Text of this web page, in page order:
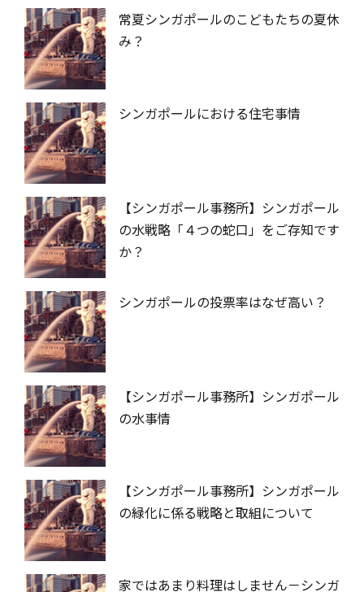
常夏シンガポールのこどもたちの夏休
み？
シンガポールにおける住宅事情
【シンガポール事務所】シンガポール
の水戦略「４つの蛇口」をご存知です
か？
シンガポールの投票率はなぜ高い？
【シンガポール事務所】シンガポール
の水事情
【シンガポール事務所】シンガポール
の緑化に係る戦略と取組について
家ではあまり料理はしません－シンガ